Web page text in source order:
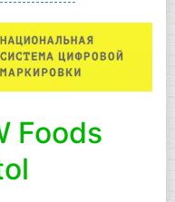
Foods